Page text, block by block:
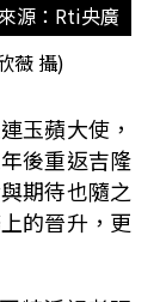
源：Rti央廣
薇 攝)
玉蘋大使，
後重返吉隆
期待也隨之
的晉升，更